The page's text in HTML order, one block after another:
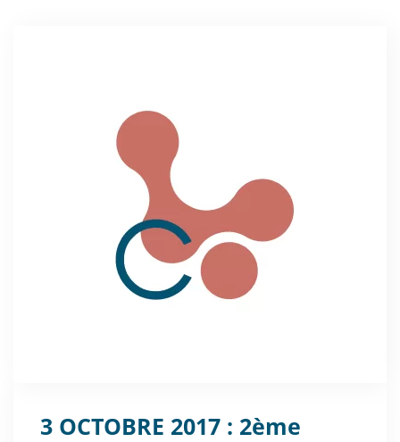
3 OCTOBRE 2017 : 2ème